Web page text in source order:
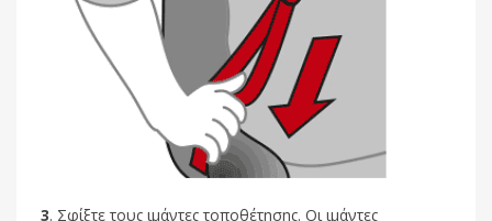
3. Σφίξτε τους ιμάντες τοποθέτησης. Οι ιμάντες